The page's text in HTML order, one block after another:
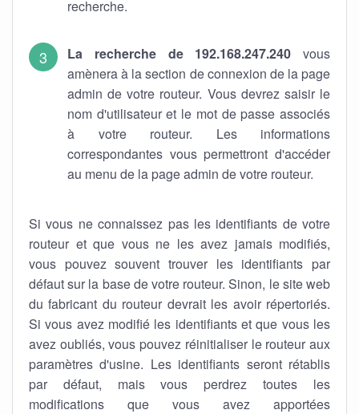
recherche.
La recherche de 192.168.247.240 vous
amènera à la section de connexion de la page
admin de votre routeur. Vous devrez saisir le
nom d'utilisateur et le mot de passe associés
à votre routeur. Les informations
correspondantes vous permettront d'accéder
au menu de la page admin de votre routeur.
Si vous ne connaissez pas les identifiants de votre
routeur et que vous ne les avez jamais modifiés,
vous pouvez souvent trouver les identifiants par
défaut sur la base de votre routeur. Sinon, le site web
du fabricant du routeur devrait les avoir répertoriés.
Si vous avez modifié les identifiants et que vous les
avez oubliés, vous pouvez réinitialiser le routeur aux
paramètres d'usine. Les identifiants seront rétablis
par défaut, mais vous perdrez toutes les
modifications que vous avez apportées